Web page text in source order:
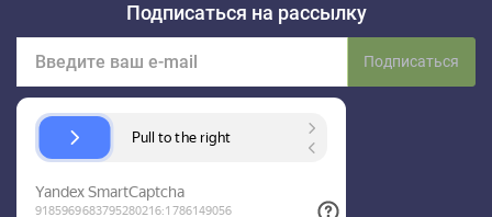
Подписаться на рассылку
Подписаться